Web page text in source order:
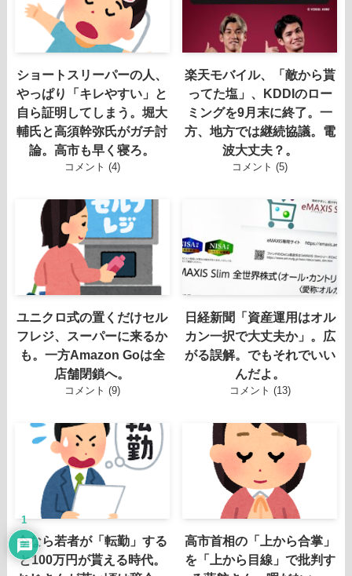
ショートスリーパーの人、
やっぱり「キレやすい」と
自ら証明してしまう。堀大
輔氏と高須幹弥氏がガチ討
論。高市も早く寝ろ。
コメント (4)
楽天モバイル、「敵から貰
ってた塩」、KDDIのロー
ミングを9月末に終了。一
方、地方では継続協議。電
波大丈夫？。
コメント (5)
ユニクロ式の置くだけセル
フレジ、スーパーに来るか
も。一方Amazon Goは全
店舗閉鎖へ。
コメント (9)
日経新聞「資産運用はオル
カン一択で大丈夫か」。広
がる誤解。でもそれでいい
んだよ。
コメント (13)
今なら若者が「転勤」する
と100万円が貰える時代。
高市首相の「上から合掌」
を「上から目線」で批判す
1